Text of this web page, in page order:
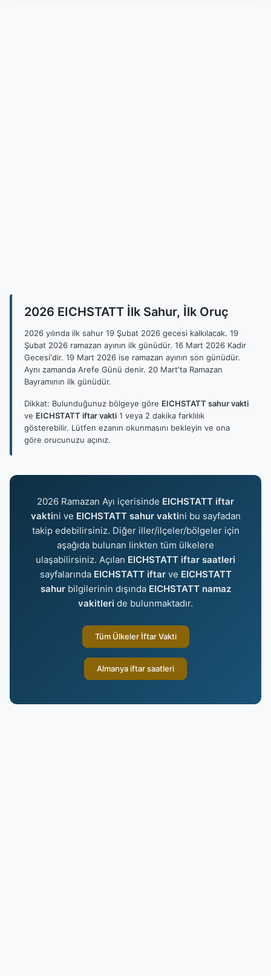
2026 EICHSTATT İlk Sahur, İlk Oruç
2026 yılında ilk sahur 19 Şubat 2026 gecesi kalkılacak. 19
Şubat 2026 ramazan ayının ilk günüdür. 16 Mart 2026 Kadir
Gecesi'dir. 19 Mart 2026 ise ramazan ayının son günüdür.
Aynı zamanda Arefe Günü denir. 20 Mart'ta Ramazan
Bayramının ilk günüdür.
Dikkat: Bulunduğunuz bölgeye göre EICHSTATT sahur vakti
ve EICHSTATT iftar vakti 1 veya 2 dakika farklılık
gösterebilir. Lütfen ezanın okunmasını bekleyin ve ona
göre orucunuzu açınız.
2026 Ramazan Ayı içerisinde EICHSTATT iftar
vaktini ve EICHSTATT sahur vaktini bu sayfadan
takip edebilirsiniz. Diğer iller/ilçeler/bölgeler için
aşağıda bulunan linkten tüm ülkelere
ulaşabilirsiniz. Açılan EICHSTATT iftar saatleri
sayfalarında EICHSTATT iftarve EICHSTATT
sahurbilgilerinin dışında EICHSTATT namaz
vakitleri de bulunmaktadır.
Tüm Ülkeler İftar Vakti
Almanya iftar saatleri